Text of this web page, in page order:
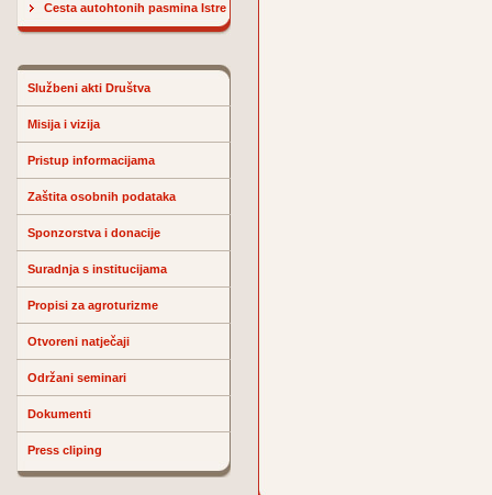
Cesta autohtonih pasmina Istre
Službeni akti Društva
Misija i vizija
Pristup informacijama
Zaštita osobnih podataka
Sponzorstva i donacije
Suradnja s institucijama
Propisi za agroturizme
Otvoreni natječaji
Održani seminari
Dokumenti
Press cliping